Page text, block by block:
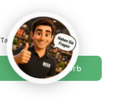
ein oder benutze die Schaltflächen um
In den Warenkorb